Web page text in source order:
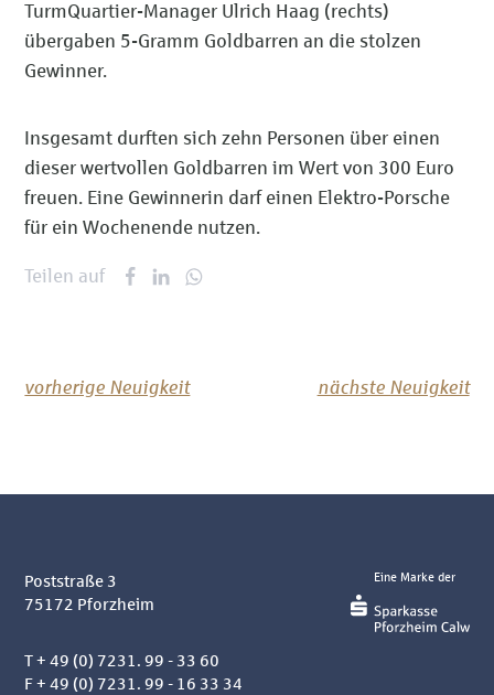
TurmQuartier-Manager Ulrich Haag (rechts)
übergaben 5-Gramm Goldbarren an die stolzen
Gewinner.
Insgesamt durften sich zehn Personen über einen
dieser wertvollen Goldbarren im Wert von 300 Euro
freuen. Eine Gewinnerin darf einen Elektro-Porsche
für ein Wochenende nutzen.
Teilen auf
vorherige Neuigkeit nächste Neuigkeit
Poststraße 3
75172 Pforzheim
T+ 49 (0) 7231. 99 - 33 60
F + 49 (0) 7231. 99 - 16 33 34
Eine Marke der